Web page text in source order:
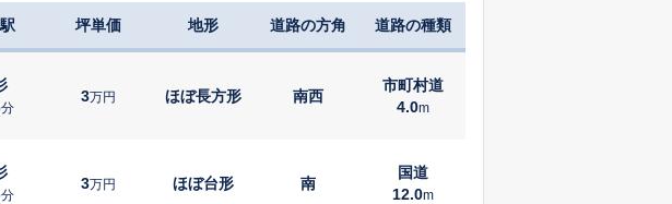
坪単価 地形 道路の方角 道路の種類
分
3万円 ほぼ長方形 南西
市町村道
4.0m
分
3万円 ほぼ台形 南
国道
12.0m